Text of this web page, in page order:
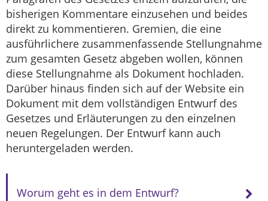
bisherigen Kommentare einzusehen und beides
direkt zu kommentieren. Gremien, die eine
ausführlichere zusammenfassende Stellungnahme
zum gesamten Gesetz abgeben wollen, können
diese Stellungnahme als Dokument hochladen.
Darüber hinaus finden sich auf der Website ein
Dokument mit dem vollständigen Entwurf des
Gesetzes und Erläuterungen zu den einzelnen
neuen Regelungen. Der Entwurf kann auch
heruntergeladen werden.
Worum geht es in dem Entwurf?